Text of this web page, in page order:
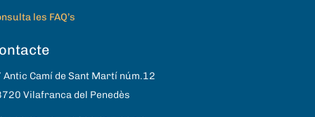
les FAQ’s
Camí de Sant Martí núm.12
Vilafranca del Penedès